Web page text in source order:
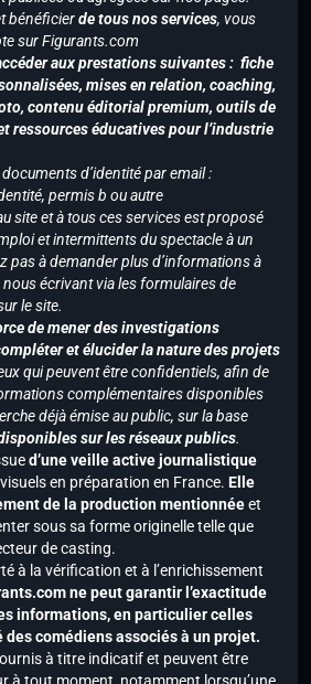
bénéficierde tous nos services, vous
sur Figurants.com
aux prestations suivantes : fiche
mises en relation, coaching,
contenu éditorial premium, outils de
ressources éducatives pour l’industrie
d’identité par email :
permis b ou autre
site et à tous ces services est proposé
et intermittents du spectacle à un
pas à demander plus d’informations à
écrivant via les formulaires de
le site.
de mener des investigations
et élucider la nature des projets
qui peuvent être confidentiels, afin de
complémentaires disponibles
déjà émise au public, sur la base
sur les réseaux publics.
d’une veille active journalistique
en préparation en France. Elle
de la production mentionnéeet
sous sa forme originelle telle que
de casting.
à la vérification et à l’enrichissement
ne peut garantir l’exactitude
informations, en particulier celles
comédiens associés à un projet.
à titre indicatif et peuvent être